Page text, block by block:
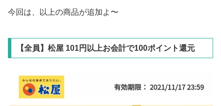
今回は、以上の商品が追加よ〜
【全員】松屋 101円以上お会計で100ポイント還元